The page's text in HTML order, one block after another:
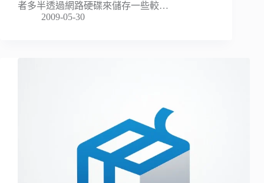
者多半透過網路硬碟來儲存一些較…
2009-05-30